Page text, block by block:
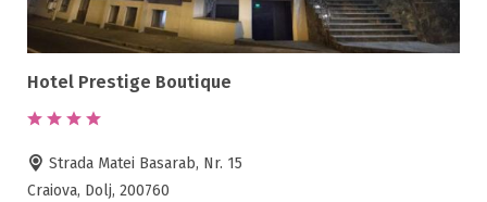
Hotel Prestige Boutique
Strada Matei Basarab, Nr. 15
Craiova, Dolj, 200760